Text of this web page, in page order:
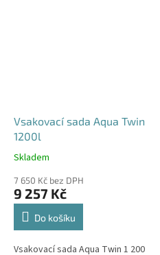
Vsakovací sada Aqua Twin
1200l
Průměrné
produktu
je
5,0
hvězdiček.
Skladem
7 650 Kč bez DPH
9 257 Kč
Do košíku
Vsakovací sada Aqua Twin 1 200